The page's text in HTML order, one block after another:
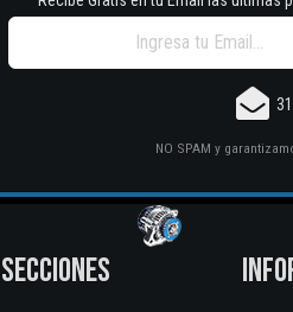
NO SPAM y
SECCIONES